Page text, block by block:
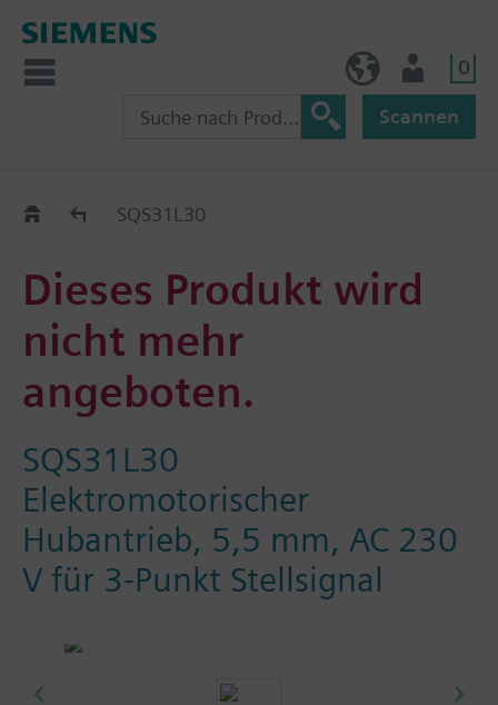
0
Scannen
Old2NewSQS31L30
Dieses Produkt wird
nicht mehr
angeboten.
SQS31L30
Elektromotorischer
Hubantrieb, 5,5 mm, AC 230
V für 3-Punkt Stellsignal